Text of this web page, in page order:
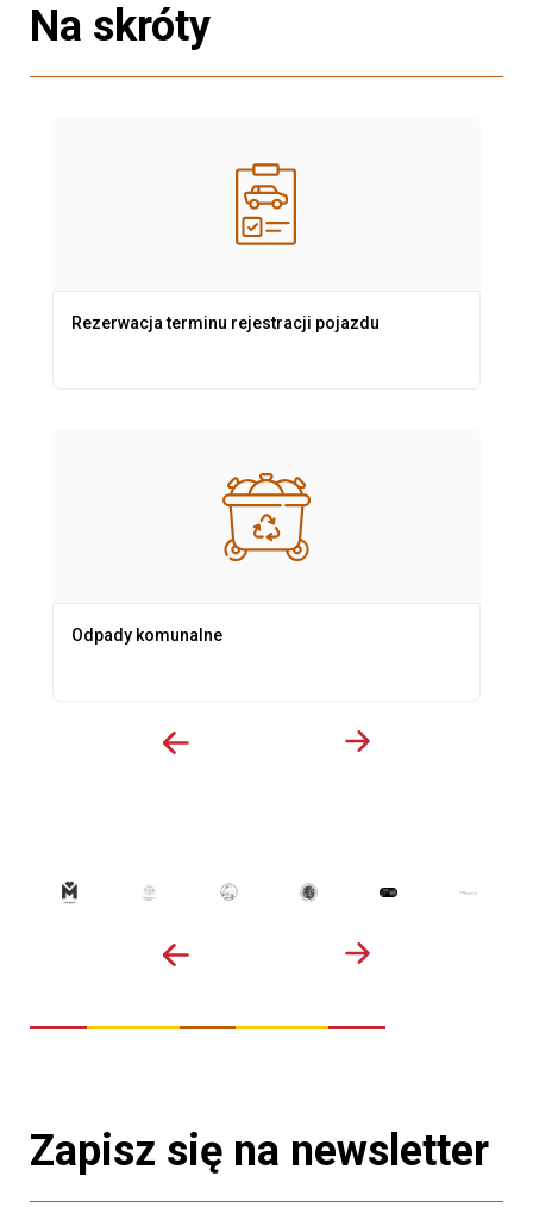
Na skróty
Rezerwacja terminu rejestracji pojazdu
Odpady komunalne
Zapisz się na newsletter